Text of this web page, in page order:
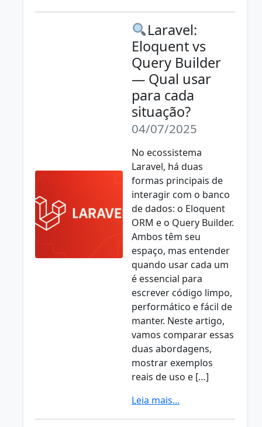
Laravel:
Eloquent vs
Query Builder
— Qual usar
para cada
situação?
04/07/2025
No ecossistema
Laravel, há duas
formas principais de
interagir com o banco
de dados: o Eloquent
ORM e o Query Builder.
Ambos têm seu
espaço, mas entender
quando usar cada um
é essencial para
escrever código limpo,
performático e fácil de
manter. Neste artigo,
vamos comparar essas
duas abordagens,
mostrar exemplos
reais de uso e […]
Leia mais...